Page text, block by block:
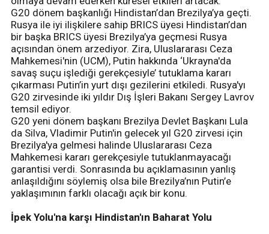
G20 dönem başkanlığı Hindistan’dan Brezilya’ya geçti.
Rusya ile iyi ilişkilere sahip BRICS üyesi Hindistan’dan
bir başka BRICS üyesi Brezilya’ya geçmesi Rusya
açısından önem arzediyor. Zira, Uluslararası Ceza
Mahkemesi'nin (UCM), Putin hakkında ‘Ukrayna'da
savaş suçu işlediği gerekçesiyle’ tutuklama kararı
çıkarması Putin’in yurt dışı gezilerini etkiledi. Rusya'yı
G20 zirvesinde iki yıldır Dış İşleri Bakanı Sergey Lavrov
temsil ediyor.
G20 yeni dönem başkanı Brezilya Devlet Başkanı Lula
da Silva, Vladimir Putin'in gelecek yıl G20 zirvesi için
Brezilya'ya gelmesi halinde Uluslararası Ceza
Mahkemesi kararı gerekçesiyle tutuklanmayacağı
garantisi verdi. Sonrasında bu açıklamasının yanlış
anlaşıldığını söylemiş olsa bile Brezilya’nın Putin’e
yaklaşımının farklı olacağı açık bir konu.
İpek Yolu'na karşı Hindistan'ın Baharat Yolu